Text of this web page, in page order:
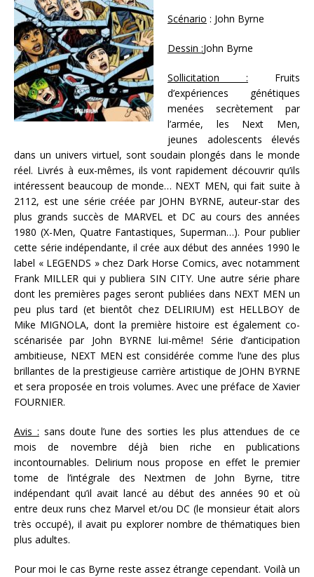
Scénario : John Byrne
Dessin :John Byrne
Sollicitation : Fruits
d’expériences génétiques
menées secrètement par
l’armée, les Next Men,
jeunes adolescents élevés
dans un univers virtuel, sont soudain plongés dans le monde
réel. Livrés à eux-mêmes, ils vont rapidement découvrir qu’ils
intéressent beaucoup de monde… NEXT MEN, qui fait suite à
2112, est une série créée par JOHN BYRNE, auteur-star des
plus grands succès de MARVEL et DC au cours des années
1980 (X-Men, Quatre Fantastiques, Superman…). Pour publier
cette série indépendante, il crée aux début des années 1990 le
label « LEGENDS » chez Dark Horse Comics, avec notamment
Frank MILLER qui y publiera SIN CITY. Une autre série phare
dont les premières pages seront publiées dans NEXT MEN un
peu plus tard (et bientôt chez DELIRIUM) est HELLBOY de
Mike MIGNOLA, dont la première histoire est également co-
scénarisée par John BYRNE lui-même! Série d’anticipation
ambitieuse, NEXT MEN est considérée comme l’une des plus
brillantes de la prestigieuse carrière artistique de JOHN BYRNE
et sera proposée en trois volumes. Avec une préface de Xavier
FOURNIER.
Avis : sans doute l’une des sorties les plus attendues de ce
mois de novembre déjà bien riche en publications
incontournables. Delirium nous propose en effet le premier
tome de l’intégrale des Nextmen de John Byrne, titre
indépendant qu’il avait lancé au début des années 90 et où
entre deux runs chez Marvel et/ou DC (le monsieur était alors
très occupé), il avait pu explorer nombre de thématiques bien
plus adultes.
Pour moi le cas Byrne reste assez étrange cependant. Voilà un